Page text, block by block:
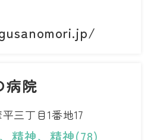
病院
三丁目1番地17
精神、精神(78)